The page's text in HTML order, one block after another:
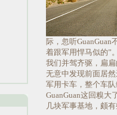
际，忽听
着跟军用悍马似的”
我们并驾齐驱，扁
无意中发现前面居
军用卡车，整个车
GuanGuan这回糗
几块军事基地，颇